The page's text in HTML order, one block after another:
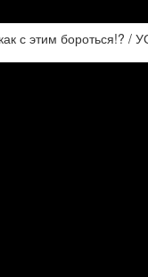
с этим бороться!? /